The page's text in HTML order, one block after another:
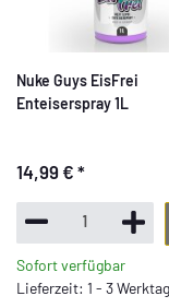
Nuke Guys EisFrei
Enteiserspray 1L
14,99 € *
Sofort verfügbar
Lieferzeit: 1 - 3